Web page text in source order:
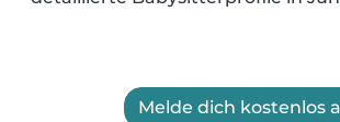
Melde dich kostenlos